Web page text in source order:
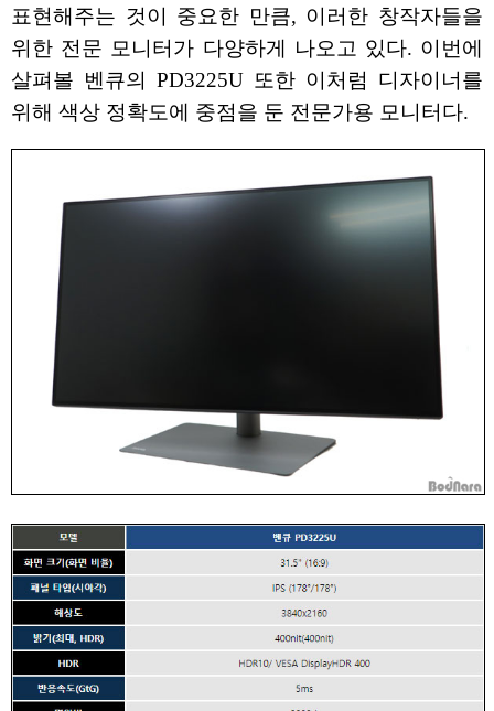
표현해주는 것이 중요한 만큼, 이러한 창작자들을
위한 전문 모니터가 다양하게 나오고 있다. 이번에
살펴볼 벤큐의 PD3225U 또한 이처럼 디자이너를
위해 색상 정확도에 중점을 둔 전문가용 모니터다.